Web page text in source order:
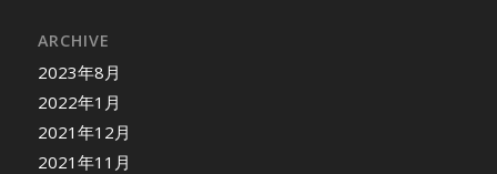
ARCHIVE
2023年8月
2022年1月
2021年12月
2021年11月